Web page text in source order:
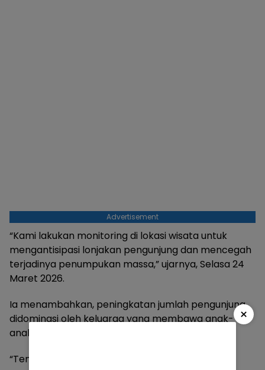
Advertisement
“Kami lakukan monitoring di lokasi wisata untuk
mengantisipasi lonjakan pengunjung dan mencegah
terjadinya penumpukan massa,” ujarnya, Selasa 24
Maret 2026.
Ia menambahkan, peningkatan jumlah pengunjung
didominasi oleh keluarga yang membawa anak-
anak untuk berlibur.
“Tempat wisata air menjadi pilihan utama
×